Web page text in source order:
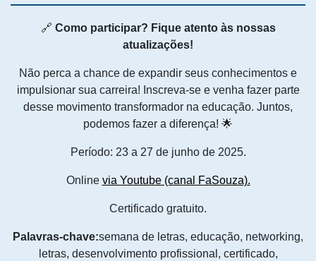
🔗 Como participar? Fique atento às nossas
atualizações!
Não perca a chance de expandir seus conhecimentos e
impulsionar sua carreira! Inscreva-se e venha fazer parte
desse movimento transformador na educação. Juntos,
podemos fazer a diferença! 🌟
Período: 23 a 27 de junho de 2025.
Online via Youtube (canal FaSouza).
Certificado gratuito.
Palavras-chave:semana de letras, educação, networking,
letras, desenvolvimento profissional, certificado,